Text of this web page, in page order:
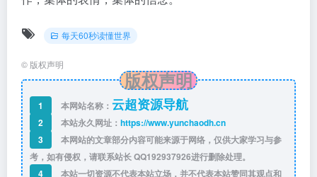
每天60秒读懂世界
© 版权声明
版权声明
1 本网站名称： 云超资源导航
2 本站永久网址： https://www.yunchaodh.cn
3
本网站的文章部分内容可能来源于网络，仅供大家学习与参
考，如有侵权，请联系站长 QQ192937926进行删除处理。
4
本站一切资源不代表本站立场，并不代表本站赞同其观点和